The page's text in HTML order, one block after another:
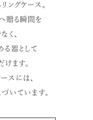
ングケース。
贈る瞬間を
く、
器として
ます。
スには、
いています。